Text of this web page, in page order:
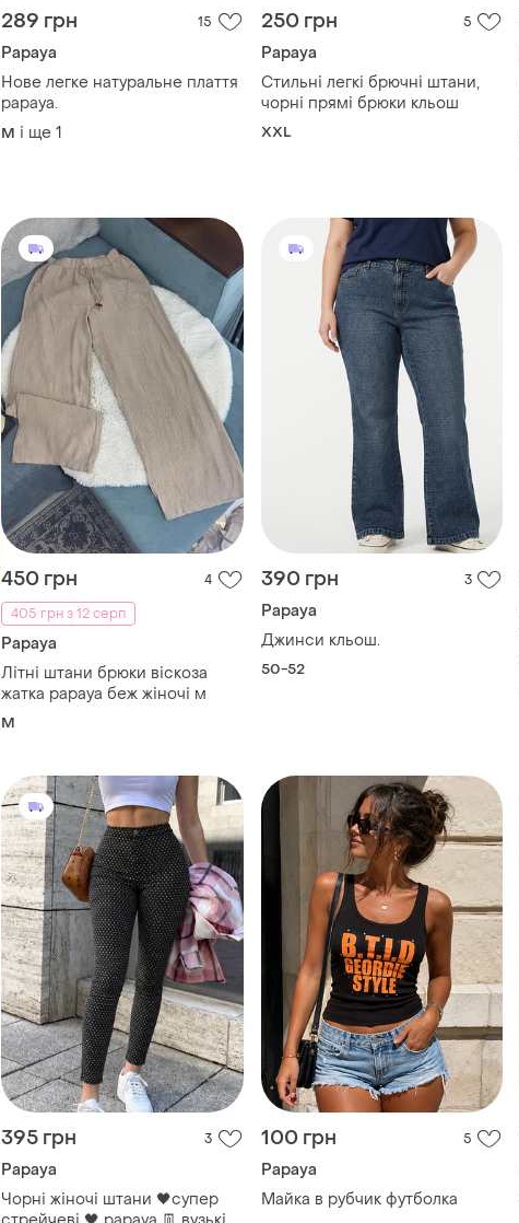
289 грн 15
Papaya
Нове легке натуральне плаття
papaya.
M і ще 1
250 грн 5
Papaya
Стильні легкі брючні штани,
чорні прямі брюки кльош
XXL
450 грн
4
405 грн з 12 серп
Papaya
Літні штани брюки віскоза
жатка papaya беж жіночі м
M
390 грн 3
Papaya
Джинси кльош.
50-52
395 грн 3
Papaya
Чорні жіночі штани 🖤супер
100 грн 5
Papaya
Майка в рубчик футболка